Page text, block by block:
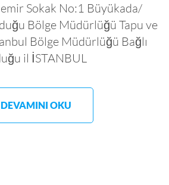
Sokak No:1 Büyükada/
Bölge Müdürlüğü Tapu ve
Bölge Müdürlüğü Bağlı
il İSTANBUL
DEVAMINI OKU